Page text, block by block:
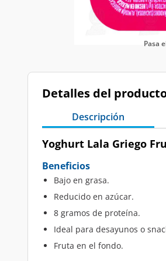
Pasa
Detalles del
Descripción
Yoghurt Lala Griego
Beneficios
Bajo en grasa.
Reducido en azúcar.
8 gramos de proteína.
Ideal para desayunos o
Fruta en el fondo.